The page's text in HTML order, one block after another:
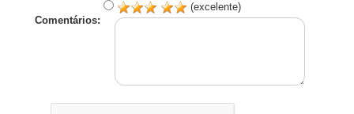
(excelente)
Comentários: